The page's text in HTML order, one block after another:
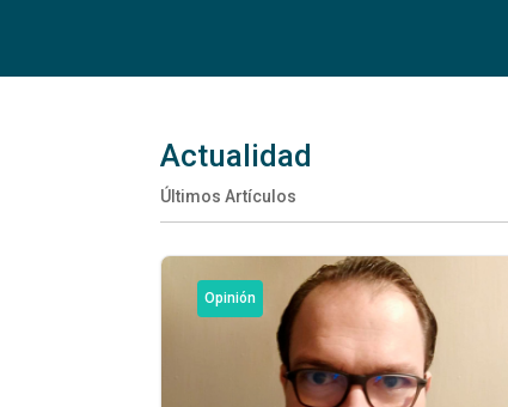
Actualidad
Últimos Artículos
Opinión